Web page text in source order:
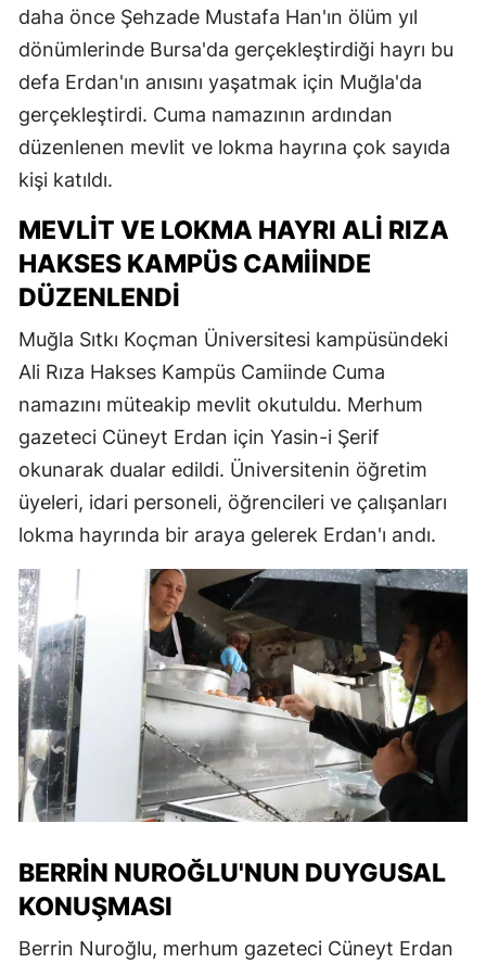
daha önce Şehzade Mustafa Han'ın ölüm yıl
dönümlerinde Bursa'da gerçekleştirdiği hayrı bu
defa Erdan'ın anısını yaşatmak için Muğla'da
gerçekleştirdi. Cuma namazının ardından
düzenlenen mevlit ve lokma hayrına çok sayıda
kişi katıldı.
MEVLIT VE LOKMA HAYRI ALI RIZA
HAKSES KAMPÜS CAMIINDE
DÜZENLENDI
Muğla Sıtkı Koçman Üniversitesi kampüsündeki
Ali Rıza Hakses Kampüs Camiinde Cuma
namazını müteakip mevlit okutuldu. Merhum
gazeteci Cüneyt Erdan için Yasin-i Şerif
okunarak dualar edildi. Üniversitenin öğretim
üyeleri, idari personeli, öğrencileri ve çalışanları
lokma hayrında bir araya gelerek Erdan'ı andı.
BERRIN NUROĞLU'NUN DUYGUSAL
KONUŞMASI
Berrin Nuroğlu, merhum gazeteci Cüneyt Erdan